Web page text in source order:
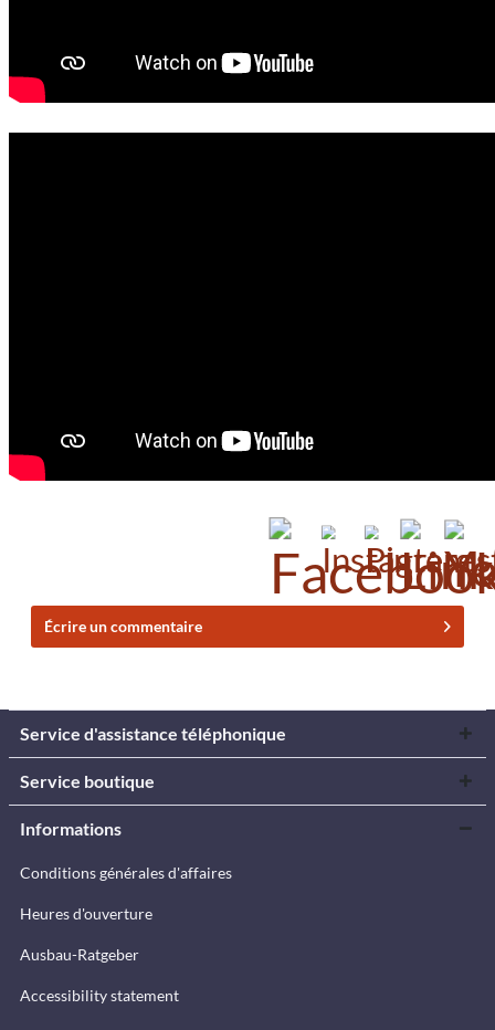
Écrire un commentaire
Service d'assistance téléphonique
Service boutique
Informations
Conditions générales d'affaires
Heures d'ouverture
Ausbau-Ratgeber
Accessibility statement